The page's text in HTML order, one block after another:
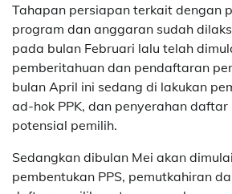
Tahapan persiapan terkait dengan
program dan anggaran sudah
pada bulan Februari lalu telah
pemberitahuan dan pendaftaran
bulan April ini sedang di lakukan
ad-hok PPK, dan penyerahan daftar
potensial pemilih.
Sedangkan dibulan Mei akan
pembentukan PPS, pemutkahiran